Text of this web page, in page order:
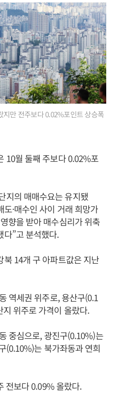
만 전주보다 0.02%포인트 상승폭
10월 둘째 주보다 0.02%포
지의 매매수요는 유지됐
·매수인 사이 거래 희망가
향을 받아 매수심리가 위축
다”고 분석했다.
14개 구 아파트값은 지난
역세권 위주로, 용산구(0.1
위주로 가격이 올랐다.
중심으로, 광진구(0.10%)는
(0.10%)는 북가좌동과 연희
전보다 0.09% 올랐다.